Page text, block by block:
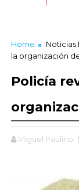
Home Noticias
la organización
Policía
Miguel Paulino